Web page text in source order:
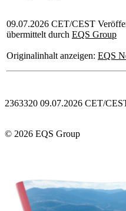
09.07.2026 CET/CEST
übermittelt durch EQS Group
Originalinhalt anzeigen: EQS
2363320 09.07.2026 CET/
© 2026 EQS Group